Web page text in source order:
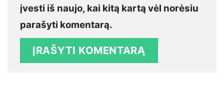
įvesti iš naujo, kai kitą kartą vėl norėsiu
parašyti komentarą.